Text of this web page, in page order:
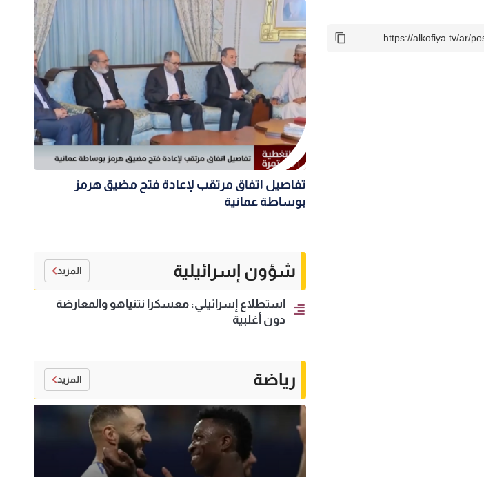
تفاصيل اتفاق مرتقب لإعادة فتح مضيق هرمز
بوساطة عمانية
شؤون إسرائيلية المزيد
استطلاع إسرائيلي: معسكرا نتنياهو والمعارضة
دون أغلبية
رياضة المزيد